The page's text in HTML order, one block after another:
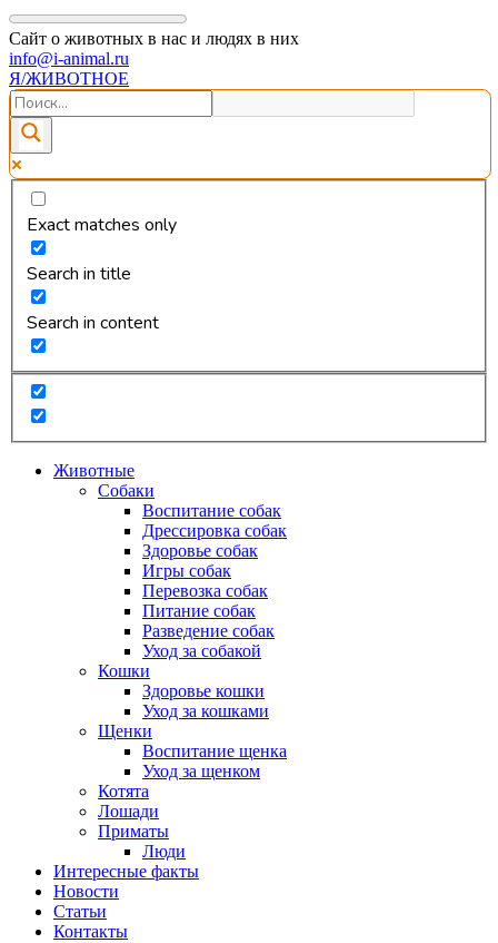
Сайт о животных в нас и людях в них
info@i-animal.ru
Я/ЖИВОТНОЕ
Exact matches only
Search in title
Search in content
Животные
Собаки
Воспитание собак
Дрессировка собак
Здоровье собак
Игры собак
Перевозка собак
Питание собак
Разведение собак
Уход за собакой
Кошки
Здоровье кошки
Уход за кошками
Щенки
Воспитание щенка
Уход за щенком
Котята
Лошади
Приматы
Люди
Интересные факты
Новости
Статьи
Контакты